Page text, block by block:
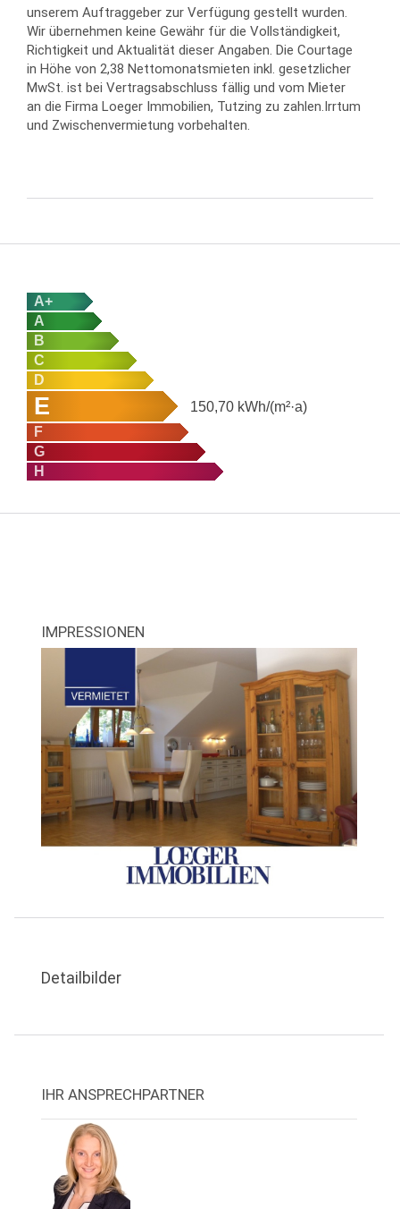
unserem Auftraggeber zur Verfügung gestellt wurden.
Wir übernehmen keine Gewähr für die Vollständigkeit,
Richtigkeit und Aktualität dieser Angaben. Die Courtage
in Höhe von 2,38 Nettomonatsmieten inkl. gesetzlicher
MwSt. ist bei Vertragsabschluss fällig und vom Mieter
an die Firma Loeger Immobilien, Tutzing zu zahlen.Irrtum
und Zwischenvermietung vorbehalten.
A+
A
B
C
D
E 150,70 kWh/(m²·a)
F
G
H
IMPRESSIONEN
Detailbilder
IHR ANSPRECHPARTNER